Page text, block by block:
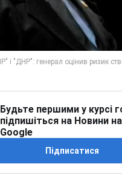
Будьте першими у курсі
підпишіться на Новини
Google
Підписатися